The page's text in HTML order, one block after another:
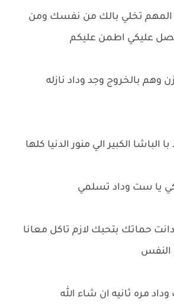
المهم تخلي بالك من نفسك ومن
عليكي اطمن عليكم
وهم بالخروج وجد وداد نازله
الباشا الكبير الي منور الدنيا كلها
يا ست وداد تسلمي
حماتك بتحبك لازم تاكل معانا
النفس
مره ثانيه ان شاء الله